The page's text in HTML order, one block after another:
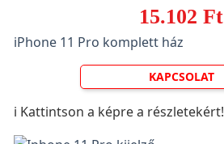
15.102 Ft
iPhone 11 Pro komplett ház
KAPCSOLAT
ℹ️ Kattintson a képre a részletekért!